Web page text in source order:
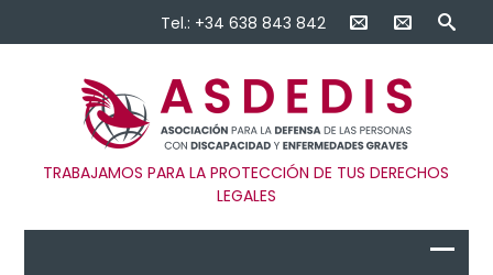
Tel.: +34 638 843 842
TRABAJAMOS PARA LA PROTECCIÓN DE TUS DERECHOS
LEGALES